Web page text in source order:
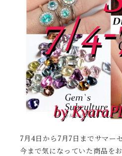
7月4日から7月7日までサマー
今まで気になっていた商品を